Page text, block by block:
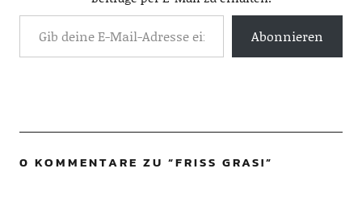
Abonnieren
0 KOMMENTARE ZU “FRISS GRAS!”